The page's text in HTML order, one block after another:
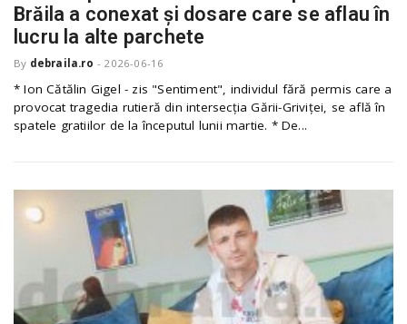
Brăila a conexat și dosare care se aflau în
lucru la alte parchete
By debraila.ro - 2026-06-16
* Ion Cătălin Gigel - zis "Sentiment", individul fără permis care a
provocat tragedia rutieră din intersecția Gării-Griviței, se află în
spatele gratiilor de la începutul lunii martie. * De...